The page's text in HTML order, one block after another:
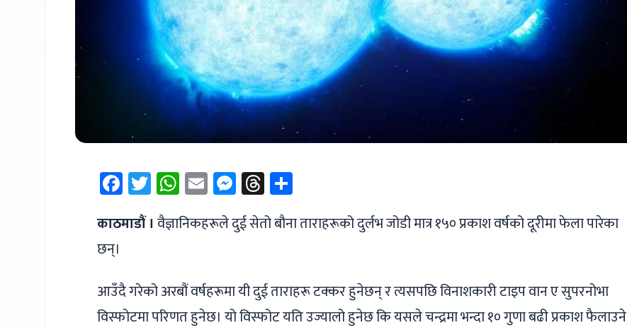
Facebook
Twitter
WhatsApp
EmailMessenger
Threads
काठमाडौं । वैज्ञानिकहरूले दुई सेतो बौना ताराहरूको दुर्लभ जोडी मात्र १५० प्रकाश वर्षको दूरीमा फेला पारेका
छन्।
आउँदै गरेको अरबौं वर्षहरूमा यी दुई ताराहरू टक्कर हुनेछन् र त्यसपछि विनाशकारी टाइप वान ए सुपरनोभा
विस्फोटमा परिणत हुनेछ। यो विस्फोट यति उज्यालो हुनेछ कि यसले चन्द्रमा भन्दा १० गुणा बढी प्रकाश फैलाउने